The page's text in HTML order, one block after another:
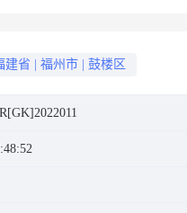
标公告
建省 福州市 鼓楼区